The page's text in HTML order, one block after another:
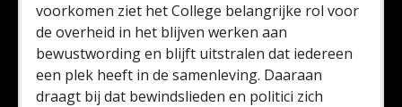
voorkomen ziet het College belangrijke rol voor
de overheid in het blijven werken aan
bewustwording en blijft uitstralen dat iedereen
een plek heeft in de samenleving. Daaraan
draagt bij dat bewindslieden en politici zich